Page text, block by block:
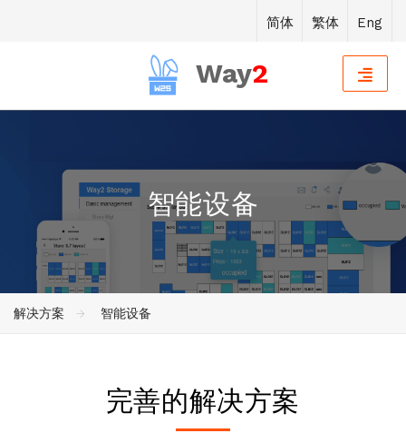
简体 繁体 Eng
Way2
智能设备
解决方案 智能设备
完善的解决方案